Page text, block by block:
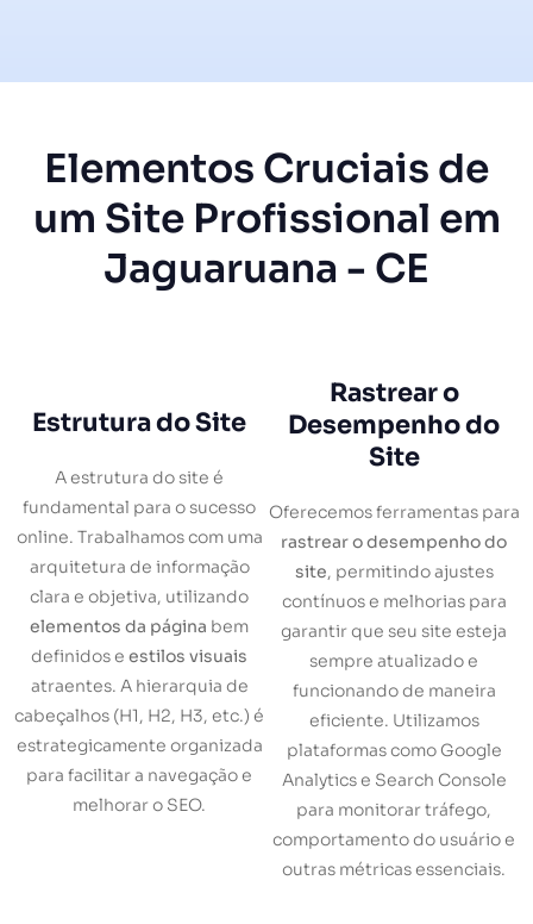
Elementos Cruciais de
um Site Profissional em
Jaguaruana - CE
Estrutura do Site
A estrutura do site é
fundamental para o sucesso
online. Trabalhamos com uma
arquitetura de informação
clara e objetiva, utilizando
elementos da página bem
definidos e estilos visuais
atraentes. A hierarquia de
cabeçalhos (H1, H2, H3, etc.) é
estrategicamente organizada
para facilitar a navegação e
melhorar o SEO.
Rastrear o
Desempenho do
Site
Oferecemos ferramentas para
rastrear o desempenho do
site, permitindo ajustes
contínuos e melhorias para
garantir que seu site esteja
sempre atualizado e
funcionando de maneira
eficiente. Utilizamos
plataformas como Google
Analytics e Search Console
para monitorar tráfego,
comportamento do usuário e
outras métricas essenciais.